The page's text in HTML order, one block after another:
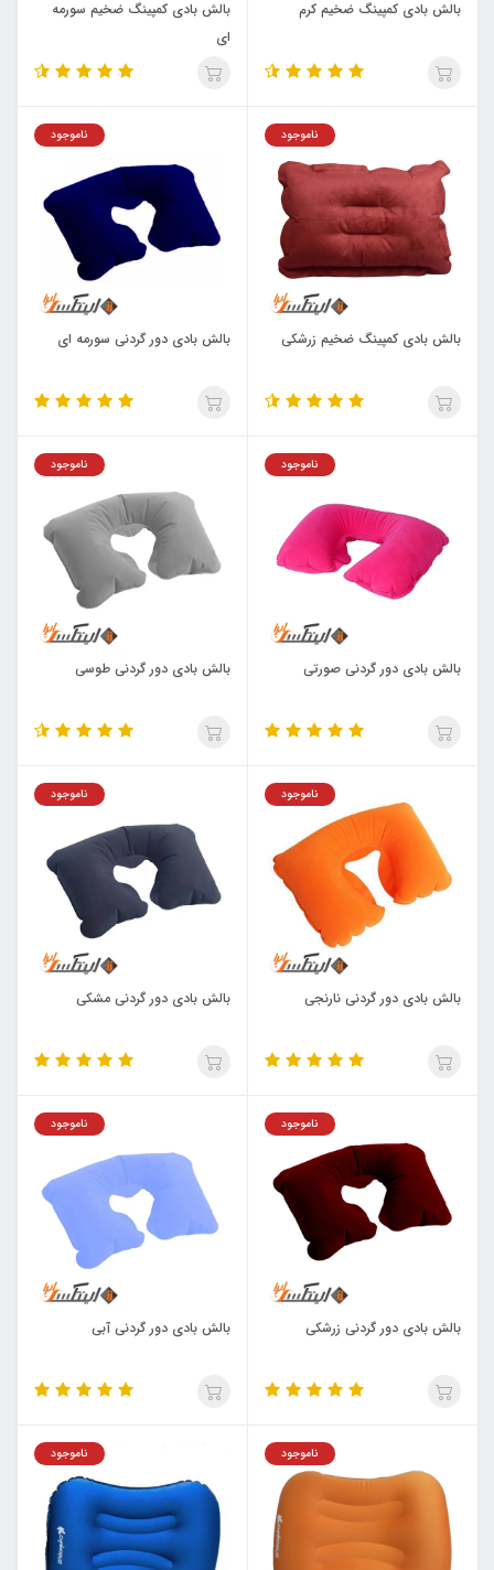
بالش بادی کمپینگ ضخیم کرم
بالش بادی کمپینگ ضخیم سورمه
ای
ناموجود
بالش بادی کمپینگ ضخیم زرشکی
ناموجود
بالش بادی دور گردنی سورمه ای
ناموجود
بالش بادی دور گردنی صورتی
ناموجود
بالش بادی دور گردنی طوسی
ناموجود
بالش بادی دور گردنی نارنجی
ناموجود
بالش بادی دور گردنی مشکی
ناموجود
بالش بادی دور گردنی زرشکی
ناموجود
بالش بادی دور گردنی آبی
ناموجود ناموجود